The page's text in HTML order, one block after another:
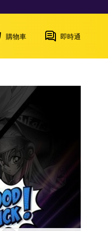
購物車 即時通